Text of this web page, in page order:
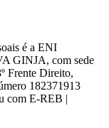
é a ENI
GINJA, com sede
Frente Direito,
182371913
com E-REB |